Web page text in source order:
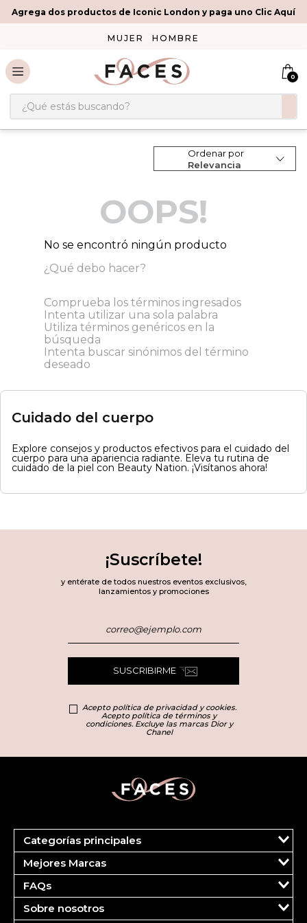
Agrega dos productos de Iconic London y paga uno Clic Aquí
MUJER HOMBRE
0
¿Qué estás buscando?
Ordenar por
Relevancia
OOPS!
No se encontró ningún producto
¿Qué debo hacer?
Comprueba los términos ingresados
Intenta utilizar una sola palabra
Utiliza términos genéricos en la
búsqueda
Intenta buscar sinónimos del término
deseado
Cuidado del cuerpo
Explore consejos y productos efectivos para el cuidado del
cuerpo para una apariencia radiante. Eleva tu rutina de
cuidado de la piel con Beauty Nation. ¡Visítanos ahora!
¡Suscríbete!
y entérate de todos nuestros eventos exclusivos,
lanzamientos y promociones
SUSCRIBIRME
Acepto política de privacidad y cookies.
Acepto política de términos y
condiciones. Excluye las marcas Dior y
Chanel
Categorías principales
Marcas
Dior
Más Vendidos
Fragancias
Maquillaje
Cuidado del Rostro
Mejores Marcas
Clinique
Estee Lauder
Carolina Herrera
Ver todas las marcas
FAQs
Tu cuenta
Pedidos
Sobre nosotros